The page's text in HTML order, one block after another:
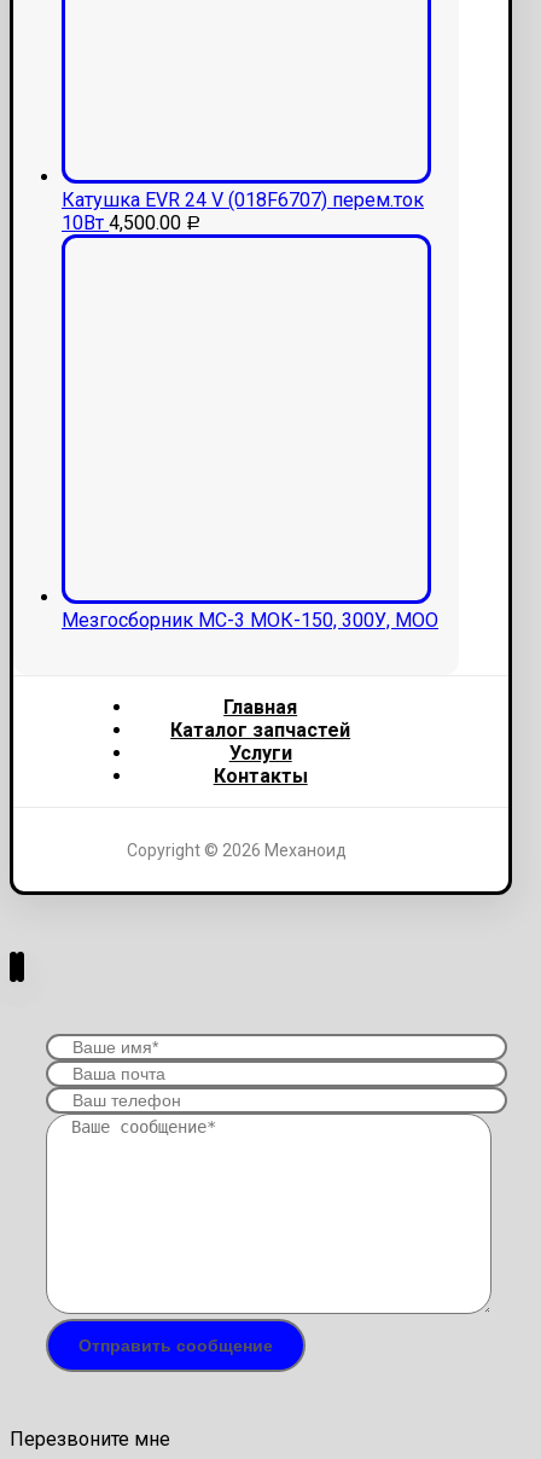
Катушка ЕVR 24 V (018F6707) перем.ток
10Вт 4,500.00 Р
Мезгосборник МС-3 МОК-150, 300У, МОО
Главная
Каталог запчастей
Услуги
Контакты
Copyright © 2026 Механоид
Перезвоните мне